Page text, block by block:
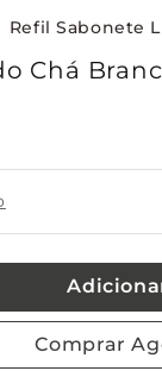
Chá
Comprar
1 º
4º
5º
6º